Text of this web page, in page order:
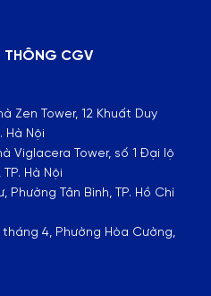
THÔNG CGV
Zen Tower, 12 Khuất Duy
Hà Nội
Viglacera Tower, số 1 Đại lộ
Hà Nội
Phường Tân Bình, TP. Hồ Chí
4, Phường Hòa Cường,